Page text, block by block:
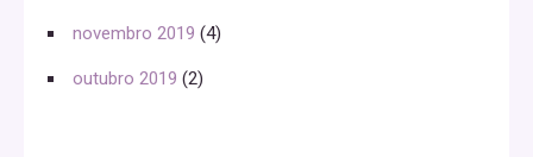
novembro 2019 (4)
outubro 2019 (2)